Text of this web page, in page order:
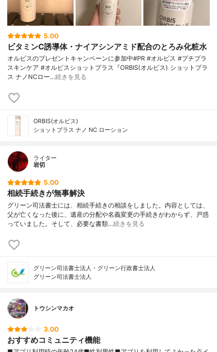
5.00
ビタミンC誘導体・ナイアシンアミド配合のとろみ化粧水
オルビスのプレゼントキャンペーンに参加中#PR #オルビス #プチプラ
スキンケア #オルビスショットプラス『ORBIS(オルビス) ショットプラ
ス ナノNCロー…続きを見る
ORBIS(オルビス)
ショットプラス ナノ NC ローション
ライター
岩切
5.00
相続手続きが無事解決
グリーン司法書士には、相続手続きの相談をしました。内容としては、
父が亡くなった後に、遺産の分配や名義変更の手続きがわからず、戸惑
っていました。そして、必要な書類…続きを見る
グリーン司法書士法人・グリーン行政書士法人
グリーン司法書士法人
トウシンマカオ
3.00
おすすめコミュニティ機能